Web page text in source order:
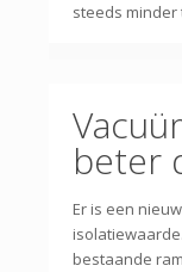
steeds
beter
Er is een
bestaande